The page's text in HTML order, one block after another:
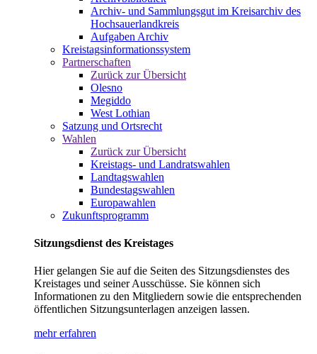
Archiv- und Sammlungsgut im Kreisarchiv des
Hochsauerlandkreis
Aufgaben Archiv
Kreistagsinformationssystem
Partnerschaften
Zurück zur Übersicht
Olesno
Megiddo
West Lothian
Satzung und Ortsrecht
Wahlen
Zurück zur Übersicht
Kreistags- und Landratswahlen
Landtagswahlen
Bundestagswahlen
Europawahlen
Zukunftsprogramm
Sitzungsdienst des Kreistages
Hier gelangen Sie auf die Seiten des Sitzungsdienstes des
Kreistages und seiner Ausschüsse. Sie können sich
Informationen zu den Mitgliedern sowie die entsprechenden
öffentlichen Sitzungsunterlagen anzeigen lassen.
mehr erfahren